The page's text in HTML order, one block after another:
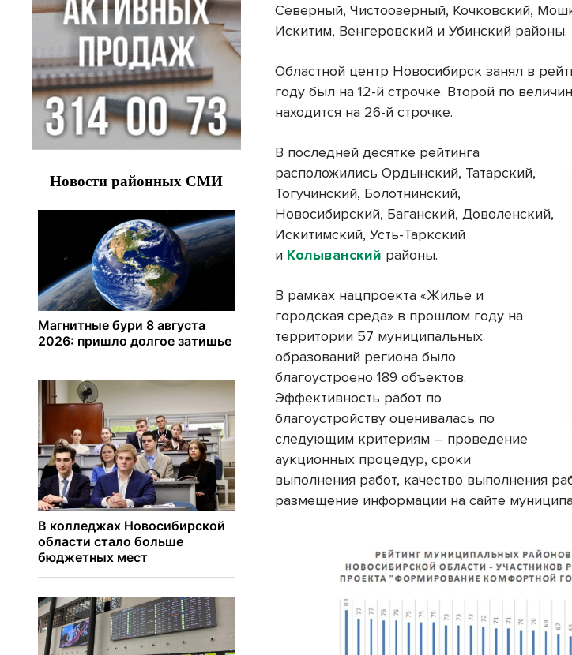
Северный, Чистоозерный, Кочковский,
Искитим, Венгеровский и Убинский районы.
Областной центр Новосибирск занял в
году был на 12-й строчке. Второй по
находится на 26-й строчке.
В последней десятке рейтинга
расположились Ордынский, Татарский,
Тогучинский, Болотнинский,
Новосибирский, Баганский, Доволенский,
Искитимский, Усть-Таркский
и Колыванский районы.
В рамках нацпроекта «Жилье и
городская среда» в прошлом году на
территории 57 муниципальных
образований региона было
благоустроено 189 объектов.
Эффективность работ по
благоустройству оценивалась по
следующим критериям – проведение
аукционных процедур, сроки
выполнения работ, качество выполнения
размещение информации на сайте